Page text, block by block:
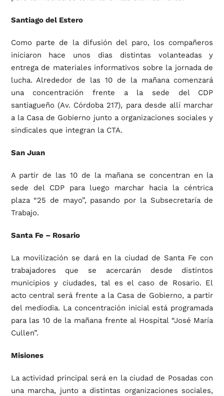
Santiago del Estero
Como parte de la difusión del paro, los compañeros
iniciaron hace unos dias distintas volanteadas y
entrega de materiales informativos sobre la jornada de
lucha. Alrededor de las 10 de la mañana comenzará
una concentración frente a la sede del CDP
santiagueño (Av. Córdoba 217), para desde allí marchar
a la Casa de Gobierno junto a organizaciones sociales y
sindicales que integran la CTA.
San Juan
A partir de las 10 de la mañana se concentran en la
sede del CDP para luego marchar hacia la céntrica
plaza “25 de mayo”, pasando por la Subsecretaría de
Trabajo.
Santa Fe – Rosario
La movilización se dará en la ciudad de Santa Fe con
trabajadores que se acercarán desde distintos
municipios y ciudades, tal es el caso de Rosario. El
acto central será frente a la Casa de Gobierno, a partir
del mediodia. La concentración inicial está programada
para las 10 de la mañana frente al Hospital “José María
Cullen”.
Misiones
La actividad principal será en la ciudad de Posadas con
una marcha, junto a distintas organizaciones sociales,